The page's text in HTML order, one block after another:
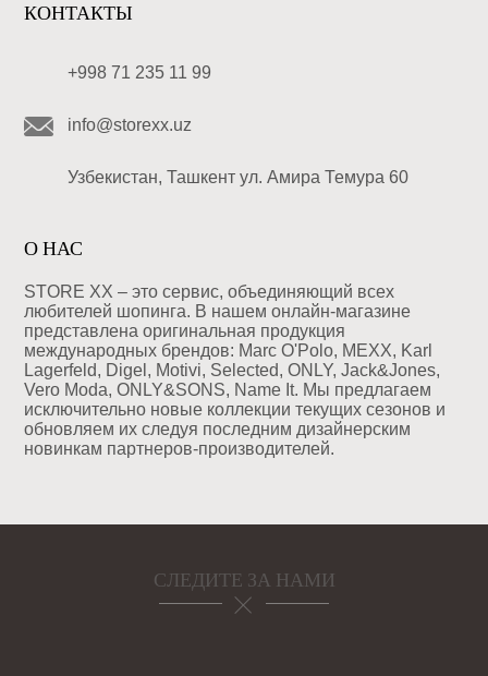
КОНТАКТЫ
+998 71 235 11 99
info@storexx.uz
Узбекистан, Ташкент ул. Амира Темура 60
О НАС
STORE XX – это сервис, объединяющий всех
любителей шопинга. В нашем онлайн-магазине
представлена оригинальная продукция
международных брендов: Marc O'Polo, MEXX, Karl
Lagerfeld, Digel, Motivi, Selected, ONLY, Jack&Jones,
Vero Moda, ONLY&SONS, Name It. Мы предлагаем
исключительно новые коллекции текущих сезонов и
обновляем их следуя последним дизайнерским
новинкам партнеров-производителей.
СЛЕДИТЕ ЗА НАМИ